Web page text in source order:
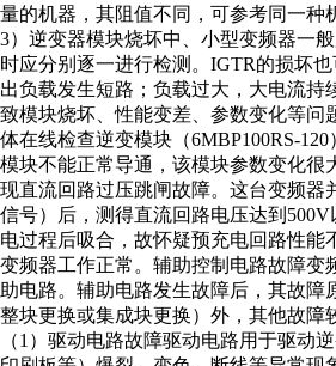
量的机器，其阻值不同，可参考同一种
3）逆变器模块烧坏中、小型变频器一
时应分别逐一进行检测。IGTR的损坏
出负载发生短路；负载过大，大电流
致模块烧坏、性能变差、参数变化等问
体在线检查逆变模块（6MBP100RS-
模块不能正常导通，该模块参数变化很
现直流回路过压跳闸故障。这台变频
信号）后，测得直流回路电压达到
电过程后吸合，故怀疑预充电回路性
变频器工作正常。辅助控制电路故障
助电路。辅助电路发生故障后，其故
整块更换或集成块更换）外，其他故障
（1）驱动电路故障驱动电路用于驱动